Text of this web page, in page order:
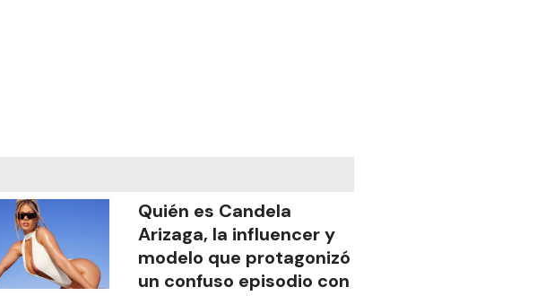
Quién es Candela
Arizaga, la influencer y
modelo que protagonizó
un confuso episodio con